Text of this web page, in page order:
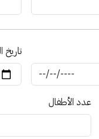
تاريخ
عدد الأطفال